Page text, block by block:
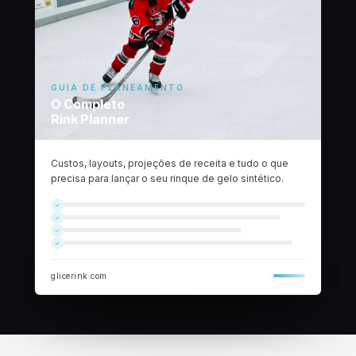
GUIA DE PLANEAMENTO
O Completo
Rink Planner
Custos, layouts, projeções de receita e tudo o que
precisa para lançar o seu rinque de gelo sintético.
glicerink.com